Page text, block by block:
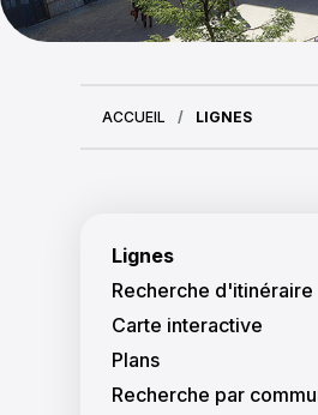
ACCUEIL LIGNES
Lignes
Recherche d'itinéraire
Carte interactive
Plans
Recherche par